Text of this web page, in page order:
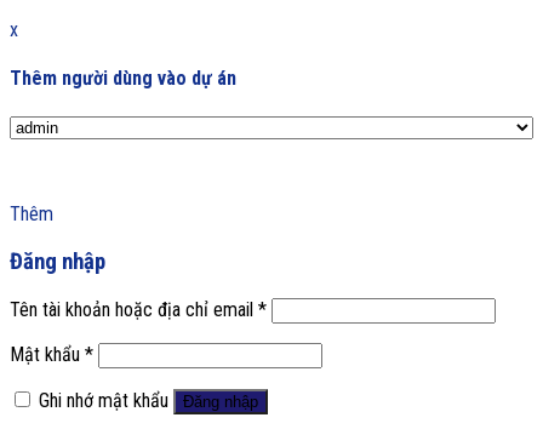
x
Thêm người dùng vào dự án
Thêm
Đăng nhập
Tên tài khoản hoặc địa chỉ email *
Mật khẩu *
Ghi nhớ mật khẩu
Đăng nhập